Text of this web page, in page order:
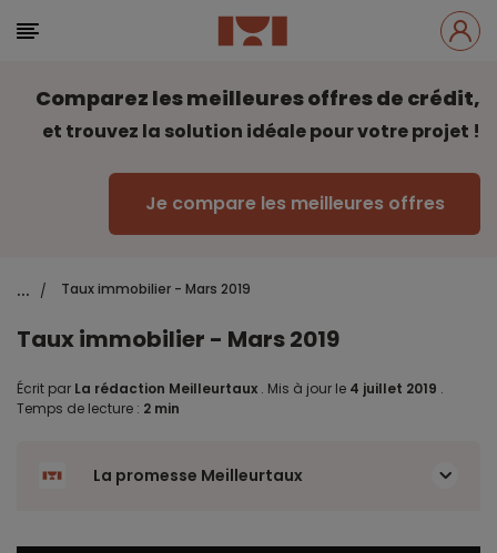
Comparez les meilleures offres de crédit,
et trouvez la solution idéale pour votre projet !
Je compare les meilleures offres
... / Taux immobilier - Mars 2019
Taux immobilier - Mars 2019
Écrit par La rédaction Meilleurtaux . Mis à jour le 4 juillet 2019 .
Temps de lecture : 2 min
La promesse Meilleurtaux